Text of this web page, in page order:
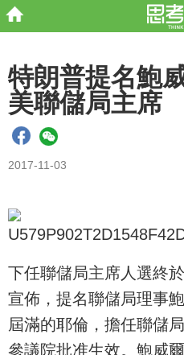
特朗普提名鮑
美聯儲局主席
2017-11-03
下任聯儲局主席人選終
宣佈，提名聯儲局理事
屆滿的耶倫，擔任聯儲
參議院批准生效。鮑威